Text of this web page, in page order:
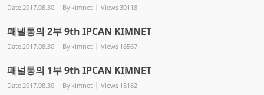
Date2017.08.30 By kimnet Views30118
패넬통의 2부 9th IPCAN KIMNET
Date2017.08.30 By kimnet Views 16567
패널통의 1부 9th IPCAN KIMNET
Date2017.08.30 By kimnet Views 18182